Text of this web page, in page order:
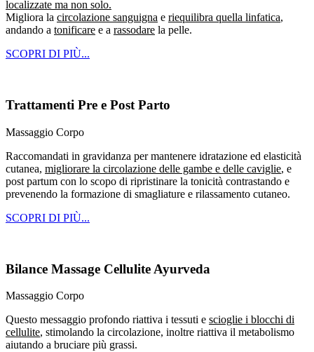
localizzate ma non solo.
Migliora la circolazione sanguigna e riequilibra quella linfatica,
andando a tonificare e a rassodare la pelle.
SCOPRI DI PIÙ...
Trattamenti Pre e Post Parto
Massaggio Corpo
Raccomandati in gravidanza per mantenere idratazione ed elasticità
cutanea, migliorare la circolazione delle gambe e delle caviglie, e
post partum con lo scopo di ripristinare la tonicità contrastando e
prevenendo la formazione di smagliature e rilassamento cutaneo.
SCOPRI DI PIÙ...
Bilance Massage Cellulite Ayurveda
Massaggio Corpo
Questo messaggio profondo riattiva i tessuti e scioglie i blocchi di
cellulite, stimolando la circolazione, inoltre riattiva il metabolismo
aiutando a bruciare più grassi.